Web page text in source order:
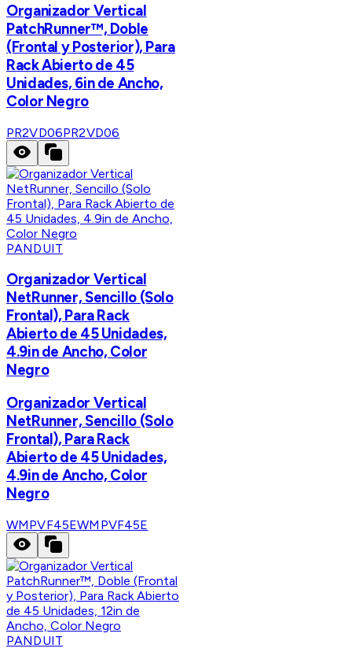
Organizador Vertical
PatchRunner™, Doble
(Frontal y Posterior), Para
Rack Abierto de 45
Unidades, 6in de Ancho,
Color Negro
PR2VD06PR2VD06
PANDUIT
Organizador Vertical
NetRunner, Sencillo (Solo
Frontal), Para Rack
Abierto de 45 Unidades,
4.9in de Ancho, Color
Negro
Organizador Vertical
NetRunner, Sencillo (Solo
Frontal), Para Rack
Abierto de 45 Unidades,
4.9in de Ancho, Color
Negro
WMPVF45EWMPVF45E
PANDUIT